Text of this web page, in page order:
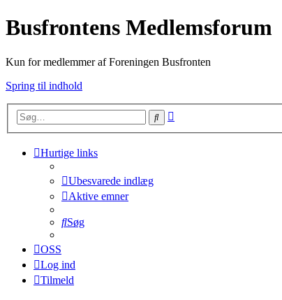
Busfrontens Medlemsforum
Kun for medlemmer af Foreningen Busfronten
Spring til indhold
Søg
Hurtige links
Ubesvarede indlæg
Aktive emner
Søg
OSS
Log ind
Tilmeld